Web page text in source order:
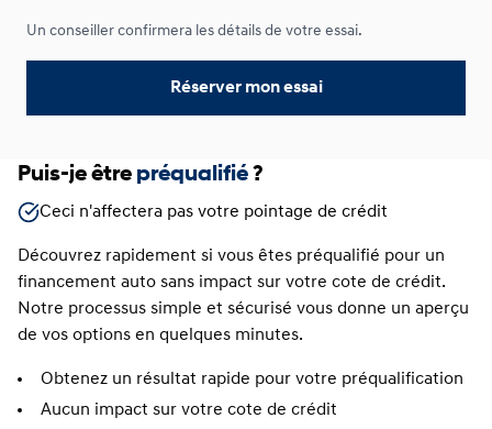
Un conseiller confirmera les détails de votre essai.
Réserver mon essai
Puis-je être préqualifié ?
Ceci n'affectera pas votre pointage de crédit
Découvrez rapidement si vous êtes préqualifié pour un
financement auto sans impact sur votre cote de crédit.
Notre processus simple et sécurisé vous donne un aperçu
de vos options en quelques minutes.
Obtenez un résultat rapide pour votre préqualification
Aucun impact sur votre cote de crédit